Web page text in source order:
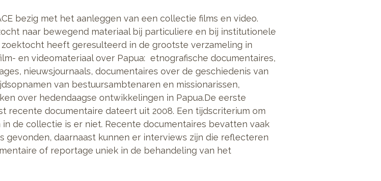
bezig met het aanleggen van een collectie films en video.
naar bewegend materiaal bij particuliere en bij institutionele
heeft geresulteerd in de grootste verzameling in
en videomateriaal over Papua: etnografische documentaires,
nieuwsjournaals, documentaires over de geschiedenis van
van bestuursambtenaren en missionarissen,
over hedendaagse ontwikkelingen in Papua.De eerste
recente documentaire dateert uit 2008. Een tijdscriterium om
de collectie is er niet. Recente documentaires bevatten vaak
gevonden, daarnaast kunnen er interviews zijn die reflecteren
of reportage uniek in de behandeling van het